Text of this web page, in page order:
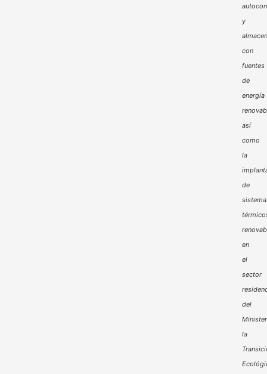
y
con
fuentes
de
energía
así
como
la
de
en
el
sector
del
la